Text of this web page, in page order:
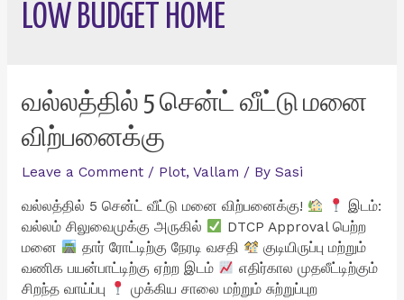
LOW BUDGET HOME
வல்லத்தில் 5 சென்ட் வீட்டு மனை
விற்பனைக்கு
Leave a Comment / Plot, Vallam / By Sasi
வல்லத்தில் 5 சென்ட் வீட்டு மனை விற்பனைக்கு!
இடம்:
வல்லம் சிலுவைமுக்கு அருகில்
DTCP Approval பெற்ற
மனை
தார் ரோட்டிற்கு நேரடி வசதி
குடியிருப்பு மற்றும்
வணிக பயன்பாட்டிற்கு ஏற்ற இடம்
எதிர்கால முதலீட்டிற்கும்
சிறந்த வாய்ப்பு
முக்கிய சாலை மற்றும் சுற்றுப்புற